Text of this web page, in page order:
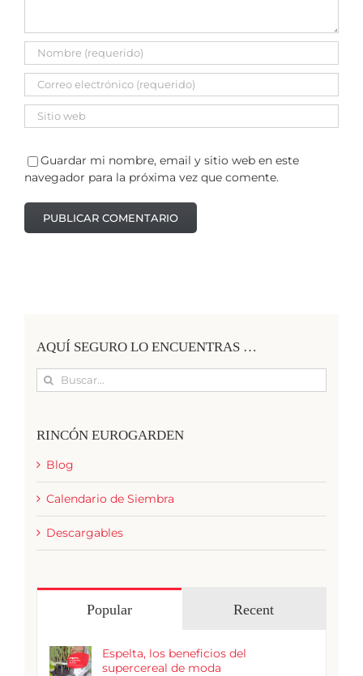
Guardar mi nombre, email y sitio web en este
navegador para la próxima vez que comente.
AQUÍ SEGURO LO ENCUENTRAS …
Buscar:
RINCÓN EUROGARDEN
Blog
Calendario de Siembra
Descargables
Popular Recent
Espelta, los beneficios del
supercereal de moda